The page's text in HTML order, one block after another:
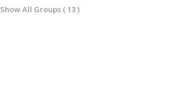
Show All Groups ( 13 )